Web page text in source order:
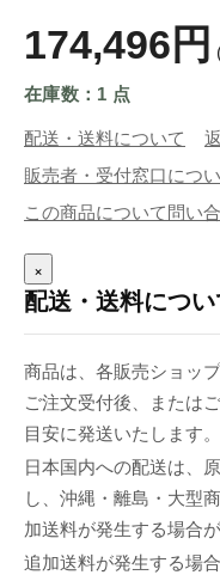
174,496円
在庫数：1 点
配送・送料について
販売者・受付窓口につ
この商品について問い
×
配送・送料につい
商品は、各販売ショッ
ご注文受付後、または
目安に発送いたします。
日本国内への配送は、
し、沖縄・離島・大型
加送料が発生する場合が
追加送料が発生する場